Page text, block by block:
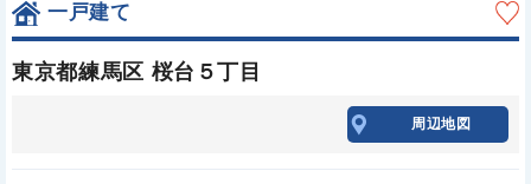
一戸建て
東京都練馬区 桜台５丁目
周辺地図